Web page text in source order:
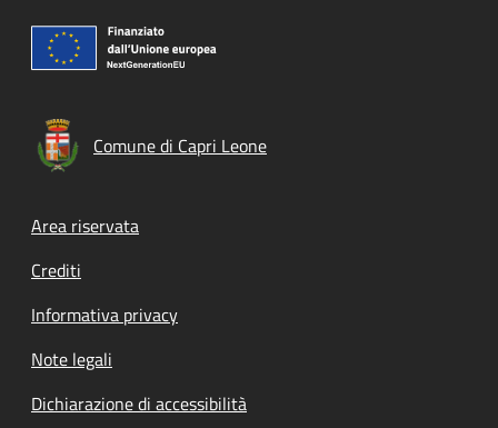
Comune di Capri Leone
Footer menu
Area riservata
Crediti
Informativa privacy
Note legali
Dichiarazione di accessibilità